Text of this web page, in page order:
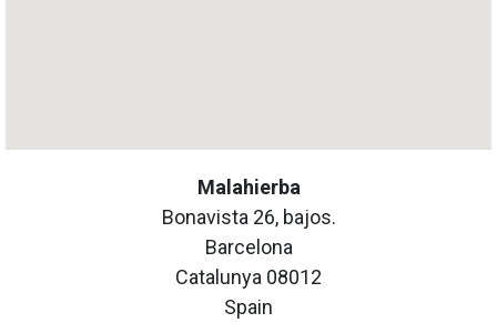
Malahierba
Bonavista 26, bajos.
Barcelona
Catalunya 08012
Spain